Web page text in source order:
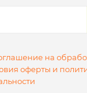
на
оферты и